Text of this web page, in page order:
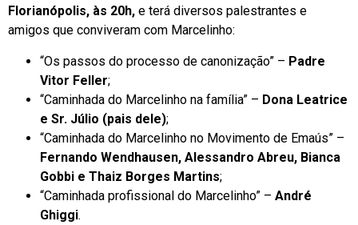
Florianópolis, às 20h, e terá diversos palestrantes e
amigos que conviveram com Marcelinho:
“Os passos do processo de canonização” – Padre
Vitor Feller;
“Caminhada do Marcelinho na família” – Dona Leatrice
e Sr. Júlio (pais dele);
“Caminhada do Marcelinho no Movimento de Emaús” –
Fernando Wendhausen, Alessandro Abreu, Bianca
Gobbi e Thaiz Borges Martins;
“Caminhada profissional do Marcelinho” – André
Ghiggi.